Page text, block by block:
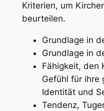
Kriterien, um
beurteilen.
Grundlage in
Grundlage in
Fähigkeit, den
Gefühl für ihre
Identität und
Tendenz,